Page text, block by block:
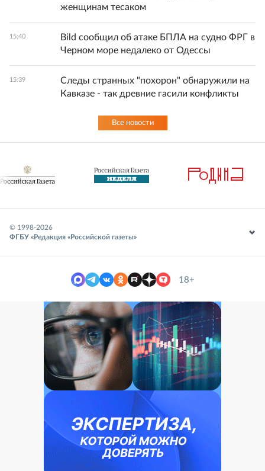
женщинам тесаком
15:40
Bild сообщил об атаке БПЛА на судно ФРГ в
Черном море недалеко от Одессы
15:39
Следы странных "похорон" обнаружили на
Кавказе - так древние гасили конфликты
Все новости
© 1998-2026
ФГБУ «Редакция «Российской газеты»
18+